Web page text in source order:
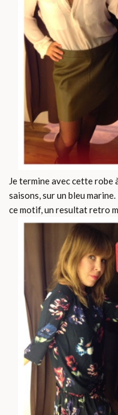
Je termine avec cette robe
saisons, sur un bleu
ce motif, un resultat retro